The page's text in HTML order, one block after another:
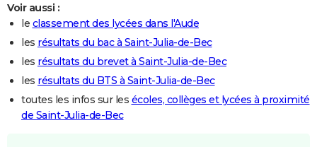
Voir aussi :
le classement des lycées dans l'Aude
les résultats du bac à Saint-Julia-de-Bec
les résultats du brevet à Saint-Julia-de-Bec
les résultats du BTS à Saint-Julia-de-Bec
toutes les infos sur les écoles, collèges et lycées à proximité
de Saint-Julia-de-Bec